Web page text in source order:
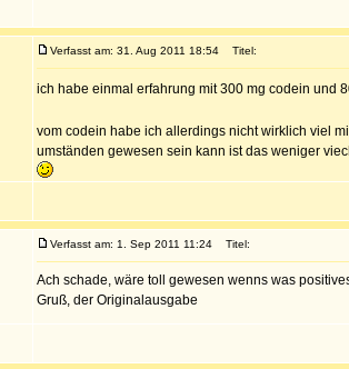
Verfasst am: 31. Aug 2011 18:54 Titel:
ich habe einmal erfahrung mit 300 mg codein und
vom codein habe ich allerdings nicht wirklich viel
umständen gewesen sein kann ist das weniger
Verfasst am: 1. Sep 2011 11:24 Titel:
Ach schade, wäre toll gewesen wenns was
Gruß, der Originalausgabe